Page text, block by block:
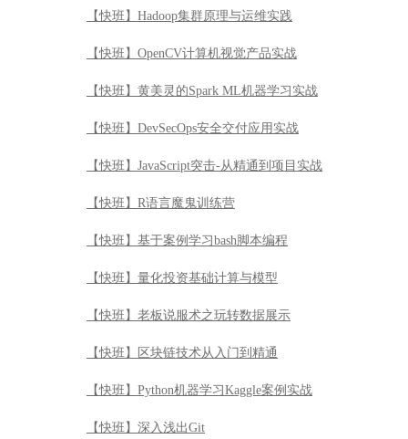
【快班】Hadoop集群原理与运维实践
【快班】OpenCV计算机视觉产品实战
【快班】黄美灵的Spark ML机器学习实战
【快班】DevSecOps安全交付应用实战
【快班】JavaScript突击-从精通到项目实战
【快班】R语言魔鬼训练营
【快班】基于案例学习bash脚本编程
【快班】量化投资基础计算与模型
【快班】老板说服术之玩转数据展示
【快班】区块链技术从入门到精通
【快班】Python机器学习Kaggle案例实战
【快班】深入浅出Git